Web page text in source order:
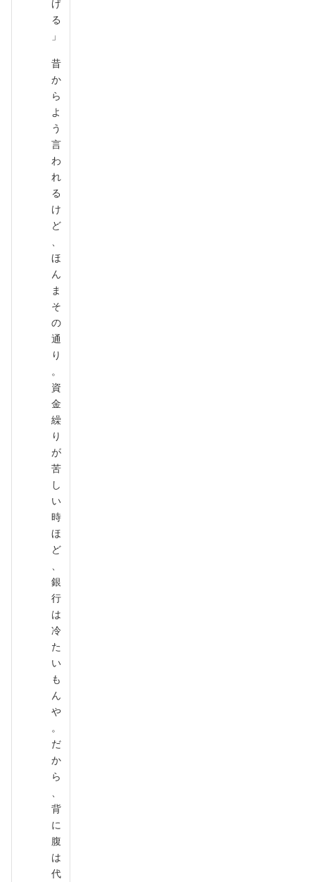
げ
る
」
昔
か
ら
よ
う
言
わ
れ
る
け
ど
ほ
ん
ま
そ
の
通
り
。
資
金
繰
り
が
苦
し
い
時
ほ
ど
銀
行
は
冷
た
い
も
ん
や
。
だ
か
ら
背
に
腹
は
代